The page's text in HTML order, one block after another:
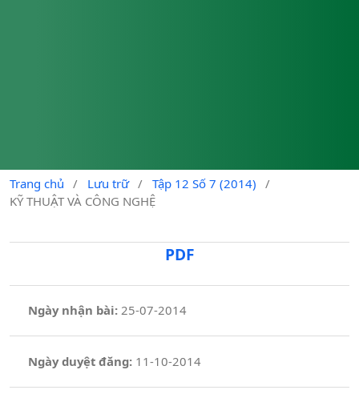
Trang chủ / Lưu trữ / Tập 12 Số 7 (2014)
/
KỸ THUẬT VÀ CÔNG NGHỆ
PDF
Ngày nhận bài: 25-07-2014
Ngày duyệt đăng:11-10-2014